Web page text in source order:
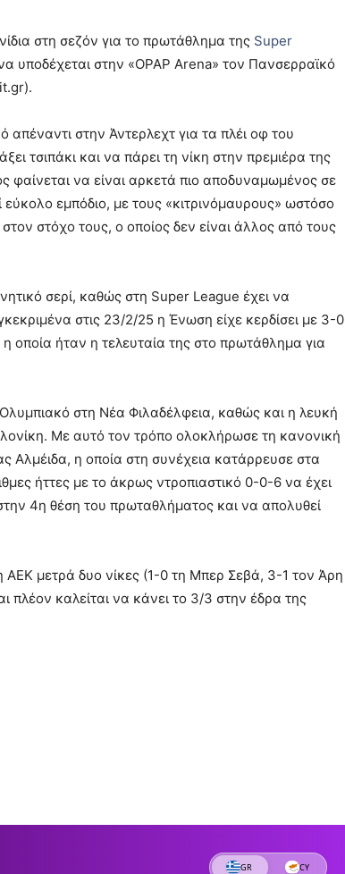
στη σεζόν για το πρωτάθλημα της Super
υποδέχεται στην «OPAP Arena» τον Πανσερραϊκό
απέναντι στην Άντερλεχτ για τα πλέι οφ του
τσιπάκι και να πάρει τη νίκη στην πρεμιέρα της
φαίνεται να είναι αρκετά πιο αποδυναμωμένος σε
εμπόδιο, με τους «κιτρινόμαυρους» ωστόσο
στόχο τους, ο οποίος δεν είναι άλλος από τους
σερί, καθώς στη Super League έχει να
στις 23/2/25 η Ένωση είχε κερδίσει με 3-0
οποία ήταν η τελευταία της στο πρωτάθλημα για
στη Νέα Φιλαδέλφεια, καθώς και η λευκή
Με αυτό τον τρόπο ολοκλήρωσε τη κανονική
Αλμέιδα, η οποία στη συνέχεια κατάρρευσε στα
ήττες με το άκρως ντροπιαστικό 0-0-6 να έχει
4η θέση του πρωταθλήματος και να απολυθεί
ΑΕΚ μετρά δυο νίκες (1-0 τη Μπερ Σεβά, 3-1 τον Άρη
πλέον καλείται να κάνει το 3/3 στην έδρα της